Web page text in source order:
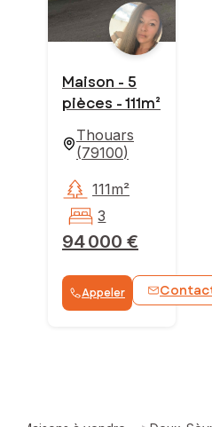
Maison - 5
pièces - 111m²
Thouars
(79100)
94 000 €
111m²
3
Appeler